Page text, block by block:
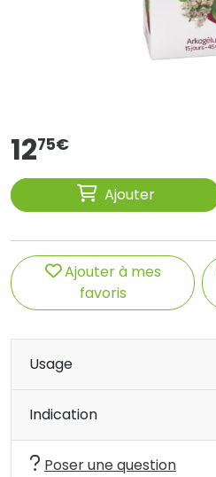
1275€
Ajouter
Ajouter à mes
favoris
Usage
Indication
Poser une question